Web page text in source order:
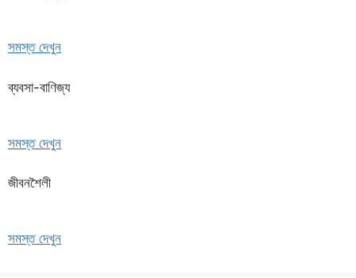
সমস্ত দেখুন
ব্যবসা-বাণিজ্য
সমস্ত দেখুন
জীবনশৈলী
সমস্ত দেখুন